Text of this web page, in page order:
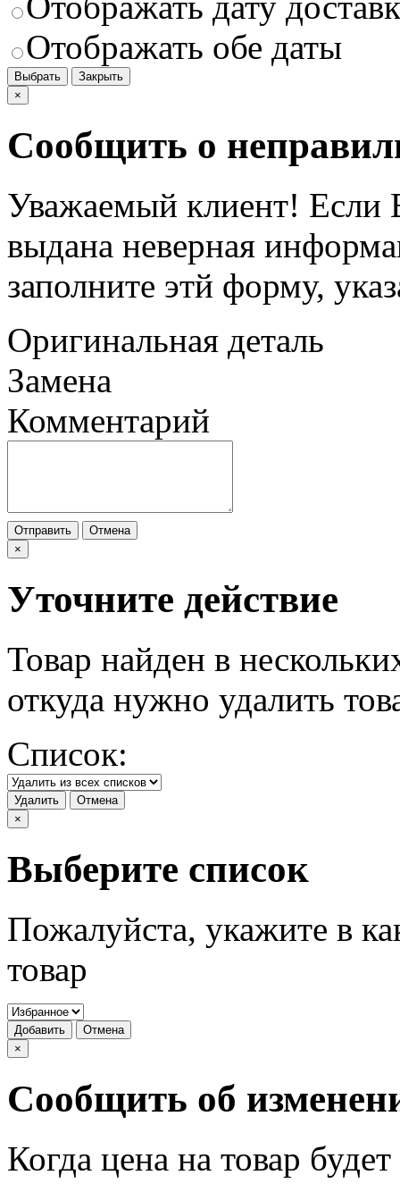
Отображать обе даты
Выбрать
Закрыть
×
Сообщить о
Уважаемый клиент! Если
выдана неверная
заполните этй форму,
Оригинальная деталь
Замена
Комментарий
Отправить
Отмена
×
Уточните действие
Товар найден в
откуда нужно удалить
Список:
Удалить
Отмена
×
Выберите список
Пожалуйста, укажите в
товар
Добавить
Отмена
×
Сообщить об
Когда цена на товар